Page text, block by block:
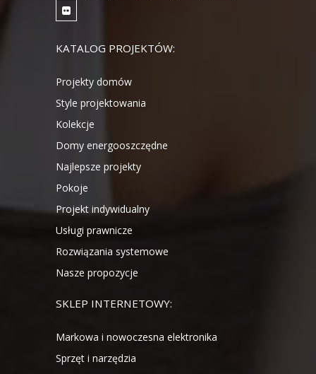
KATALOG PROJEKTÓW:
Projekty domów
Style projektowania
Kolekcje
Domy energooszczędne
Najlepsze projekty
Pokoje
Projekt indywidualny
Usługi prawnicze
Rozwiązania systemowe
Nasze propozycje
SKLEP INTERNETOWY:
Markowa i nowoczesna elektronika
Sprzęt i narzędzia